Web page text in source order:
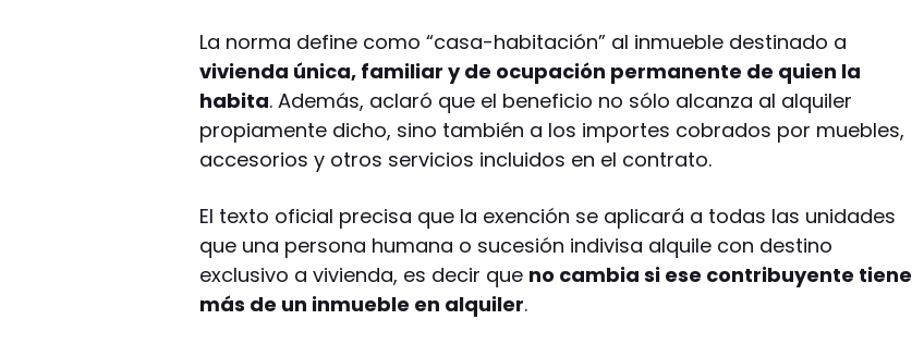
La norma define como “casa-habitación” al inmueble destinado a
vivienda única, familiar y de ocupación permanente de quien la
habita. Además, aclaró que el beneficio no sólo alcanza al alquiler
propiamente dicho, sino también a los importes cobrados por muebles,
accesorios y otros servicios incluidos en el contrato.
El texto oficial precisa que la exención se aplicará a todas las unidades
que una persona humana o sucesión indivisa alquile con destino
exclusivo a vivienda, es decir que no cambia si ese contribuyente tiene
más de un inmueble en alquiler.